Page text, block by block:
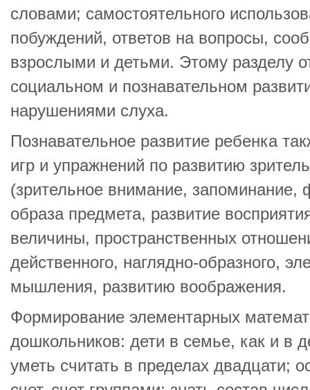
словами; самостоятельного
побуждений, ответов на вопросы,
взрослыми и детьми. Этому разделу
социальном и познавательном
нарушениями слуха.
Познавательное развитие ребенка
игр и упражнений по развитию
(зрительное внимание, запоминание,
образа предмета, развитие
величины, пространственных
действенного, наглядно-образного,
мышления, развитию воображения.
Формирование элементарных
дошкольников: дети в семье, как и в
уметь считать в пределах двадцати;